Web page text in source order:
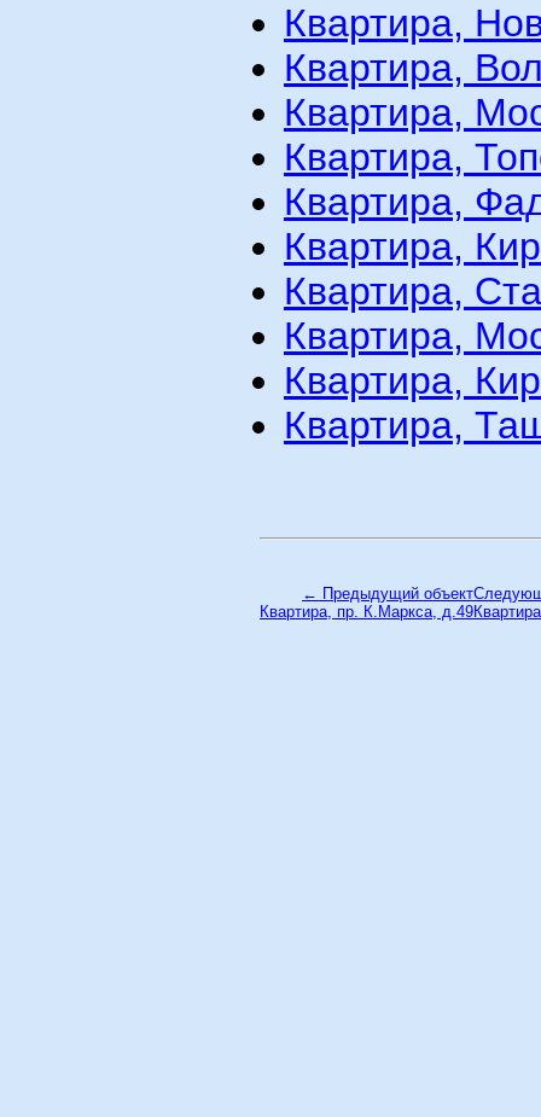
Квартира,
Квартира,
Квартира,
Квартира,
Квартира,
Квартира,
Квартира,
Квартира,
Квартира,
Квартира,
← Предыдущий объект
Квартира, пр. К.Маркса, д.49